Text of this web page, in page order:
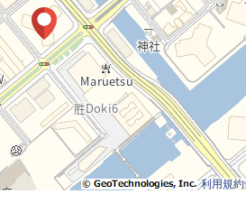
(附带净水器、洗碗机)
利用規約